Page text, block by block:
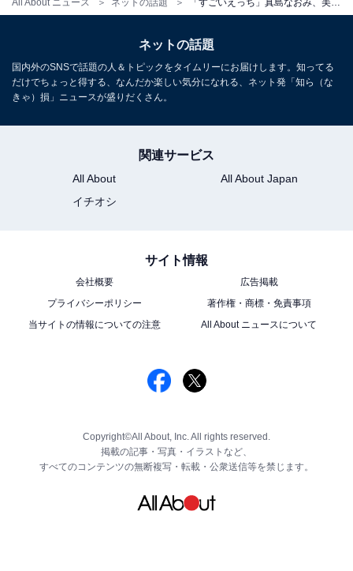
ネットの話題
国内外のSNSで話題の人＆トピックをタイムリーにお届けします。知ってる
だけでちょっと得する、なんだか楽しい気分になれる、ネット発「知ら（な
きゃ）損」ニュースが盛りだくさん。
関連サービス
All About
All About Japan
イチオシ
サイト情報
会社概要
広告掲載
プライバシーポリシー
著作権・商標・免責事項
当サイトの情報についての注意
All About ニュースについて
Copyright©All About, Inc. All rights reserved.
掲載の記事・写真・イラストなど、
すべてのコンテンツの無断複写・転載・公衆送信等を禁じます。